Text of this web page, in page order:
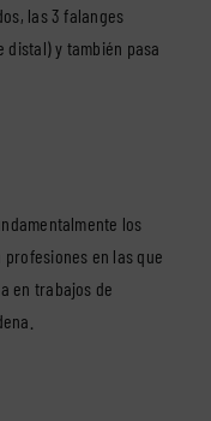
las 3 falanges
y también pasa
los
en las que
en trabajos de